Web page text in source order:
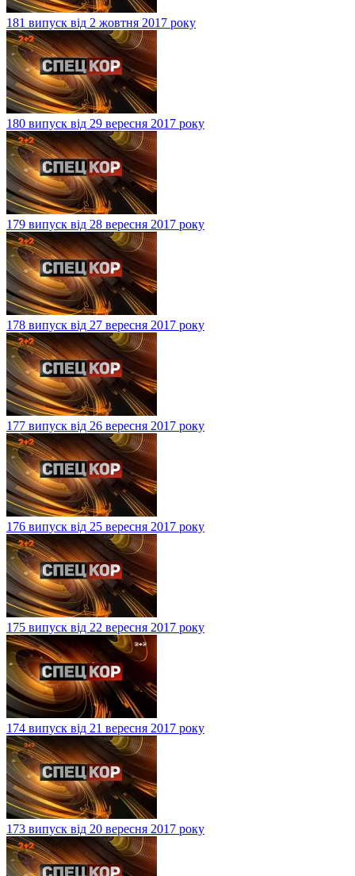
181 випуск від 2 жовтня 2017 року
180 випуск від 29 вересня 2017 року
179 випуск від 28 вересня 2017 року
178 випуск від 27 вересня 2017 року
177 випуск від 26 вересня 2017 року
176 випуск від 25 вересня 2017 року
175 випуск від 22 вересня 2017 року
174 випуск від 21 вересня 2017 року
173 випуск від 20 вересня 2017 року